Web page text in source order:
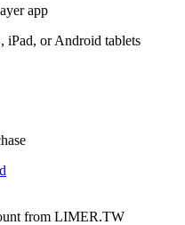
app
iPad, or Android tablets
from LIMER.TW